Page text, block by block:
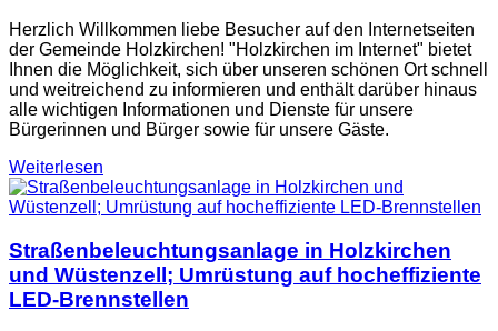
Herzlich Willkommen liebe Besucher auf den Internetseiten
der Gemeinde Holzkirchen! "Holzkirchen im Internet" bietet
Ihnen die Möglichkeit, sich über unseren schönen Ort schnell
und weitreichend zu informieren und enthält darüber hinaus
alle wichtigen Informationen und Dienste für unsere
Bürgerinnen und Bürger sowie für unsere Gäste.
Weiterlesen
Straßenbeleuchtungsanlage in Holzkirchen
und Wüstenzell; Umrüstung auf hocheffiziente
LED-Brennstellen